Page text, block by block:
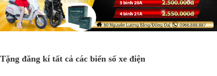
Tặng đăng kí tất cả các biển số xe điện